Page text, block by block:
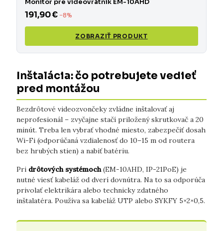
191,90 €−8%
ZOBRAZIŤ PRODUKT
Inštalácia: čo potrebujete vedieť
pred montážou
Bezdrôtové videozvončeky zvládne inštalovať aj
neprofesionál – zvyčajne stačí priložený skrutkovač a 20
minút. Treba len vybrať vhodné miesto, zabezpečiť dosah
Wi-Fi (odporúčaná vzdialenosť do 10–15 m od routera
bez hrubých stien) a nabiť batériu.
Pri drôtových systémoch(EM-10AHD, IP-21PoE) je
nutné viesť kabeláž od dverí dovnútra. Na to sa odporúča
privolať elektrikára alebo technicky zdatného
inštalatéra. Používa sa kabeláž UTP alebo SYKFY 5×2×0,5.